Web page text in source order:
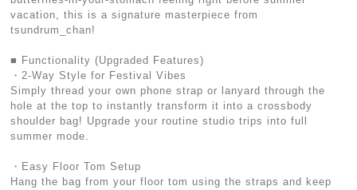
vacation, this is a signature masterpiece from
tsundrum_chan!
■ Functionality (Upgraded Features)
・2-Way Style for Festival Vibes
Simply thread your own phone strap or lanyard through the
hole at the top to instantly transform it into a crossbody
shoulder bag! Upgrade your routine studio trips into full
summer mode.
・Easy Floor Tom Setup
Hang the bag from your floor tom using the straps and keep